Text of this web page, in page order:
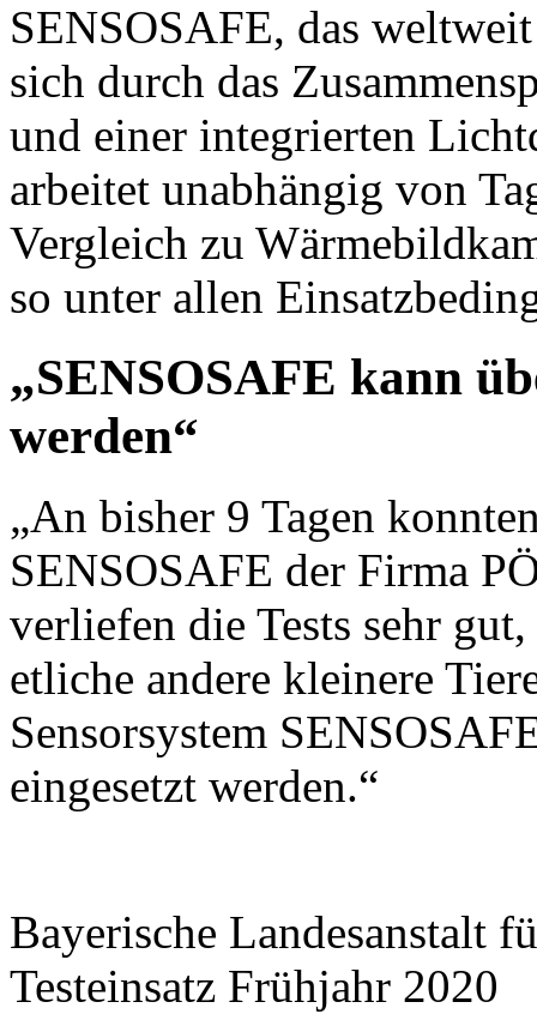
SENSOSAFE, das
sich durch das
und einer integrierten
arbeitet unabhängig von
Vergleich zu
so unter allen
„SENSOSAFE kann
werden“
„An bisher 9 Tagen
SENSOSAFE der Firma
verliefen die Tests sehr
etliche andere kleinere
Sensorsystem
eingesetzt werden.“
Bayerische Landesanstalt
Testeinsatz Frühjahr 2020